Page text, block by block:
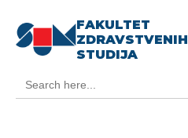
FAKULTET
ZDRAVSTVENIH
STUDIJA
for: